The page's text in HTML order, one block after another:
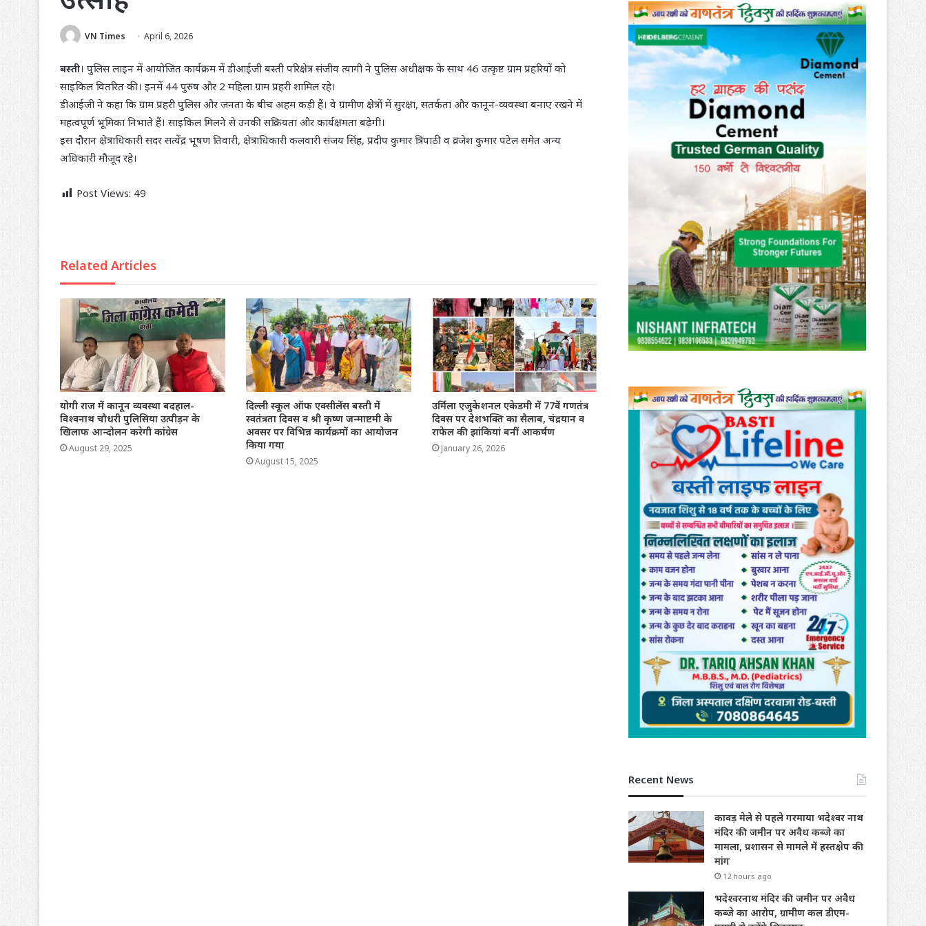
VN Times April 6, 2026
बस्ती। पुलिस लाइन में आयोजित कार्यक्रम में डीआईजी बस्ती परिक्षेत्र संजीव त्यागी ने पुलिस अधीक्षक के साथ 46 उत्कृष्ट ग्राम प्रहरियों को
साइकिल वितरित की। इनमें 44 पुरुष और 2 महिला ग्राम प्रहरी शामिल रहे।
डीआईजी ने कहा कि ग्राम प्रहरी पुलिस और जनता के बीच अहम कड़ी हैं। वे ग्रामीण क्षेत्रों में सुरक्षा, सतर्कता और कानून-व्यवस्था बनाए रखने में
महत्वपूर्ण भूमिका निभाते हैं। साइकिल मिलने से उनकी सक्रियता और कार्यक्षमता बढ़ेगी।
इस दौरान क्षेत्राधिकारी सदर सत्येंद्र भूषण तिवारी, क्षेत्राधिकारी कलवारी संजय सिंह, प्रदीप कुमार त्रिपाठी व व्रजेश कुमार पटेल समेत अन्य
अधिकारी मौजूद रहे।
Post Views: 49
Related Articles
योगी राज में कानून व्यवस्था बदहाल-
विश्वनाथ चौधरी पुलिसिया उत्पीड़न के
खिलाफ आन्दोलन करेगी कांग्रेस
August 29, 2025
दिल्ली स्कूल ऑफ एक्सीलेंस बस्ती में
स्वतंत्रता दिवस व श्री कृष्ण जन्माष्टमी के
अवसर पर विभिन्न कार्यक्रमों का आयोजन
किया गया
August 15, 2025
उर्मिला एजुकेशनल एकेडमी में 77वें गणतंत्र
दिवस पर देशभक्ति का सैलाब, चंद्रयान व
राफेल की झांकियां बनीं आकर्षण
January 26, 2026
Recent News
कावड़ मेले से पहले गरमाया भदेश्वर नाथ
मंदिर की जमीन पर अवैध कब्जे का
मामला, प्रशासन से मामले में हस्तक्षेप की
मांग
12 hours ago
भदेश्वरनाथ मंदिर की जमीन पर अवैध
कब्जे का आरोप, ग्रामीण कल डीएम-